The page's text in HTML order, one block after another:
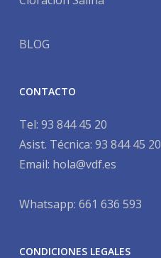
BLOG
CONTACTO
Tel: 93 844 45 20
Asist. Técnica: 93 844 45 20
Email: hola@vdf.es
Whatsapp: 661 636 593
CONDICIONES LEGALES